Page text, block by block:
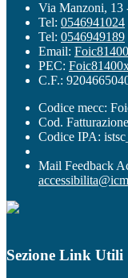
Via Manzoni, 13
Tel: 0546941024
Tel: 0546949189
Email:
PEC:
C.F.:
Codice mecc:
Cod.
Codice IPA:
Mail Feedback
Sezione Link Utili